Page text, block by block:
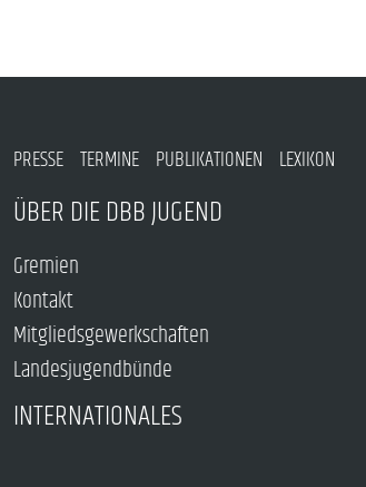
PRESSE TERMINE PUBLIKATIONEN LEXIKON
ÜBER DIE DBB JUGEND
Gremien
Kontakt
Mitgliedsgewerkschaften
Landesjugendbünde
INTERNATIONALES